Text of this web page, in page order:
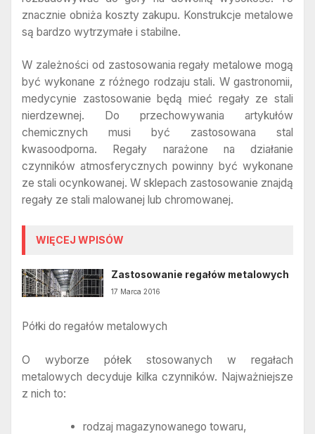
znacznie obniża koszty zakupu. Konstrukcje metalowe
są bardzo wytrzymałe i stabilne.
W zależności od zastosowania regały metalowe mogą
być wykonane z różnego rodzaju stali. W gastronomii,
medycynie zastosowanie będą mieć regały ze stali
nierdzewnej. Do przechowywania artykułów
chemicznych musi być zastosowana stal
kwasoodporna. Regały narażone na działanie
czynników atmosferycznych powinny być wykonane
ze stali ocynkowanej. W sklepach zastosowanie znajdą
regały ze stali malowanej lub chromowanej.
WIĘCEJ WPISÓW
Zastosowanie regałów metalowych
17 Marca 2016
Półki do regałów metalowych
O wyborze półek stosowanych w regałach
metalowych decyduje kilka czynników. Najważniejsze
z nich to:
rodzaj magazynowanego towaru,